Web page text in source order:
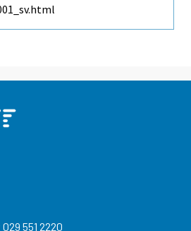
029 551 2220